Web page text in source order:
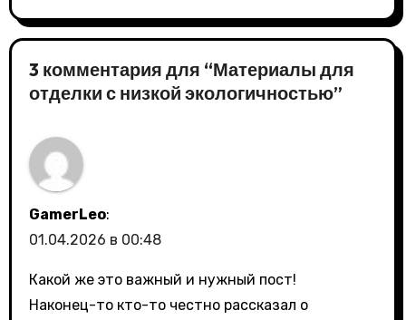
3 комментария для “Материалы для
отделки с низкой экологичностью”
GamerLeo:
01.04.2026 в 00:48
Какой же это важный и нужный пост!
Наконец-то кто-то честно рассказал о